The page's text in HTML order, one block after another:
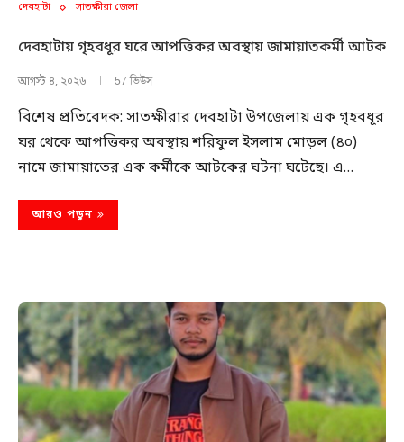
দেবহাটা সাতক্ষীরা জেলা
দেবহাটায় গৃহবধূর ঘরে আপত্তিকর অবস্থায় জামায়াতকর্মী আটক
আগস্ট ৪, ২০২৬ 57 ভিউস
বিশেষ প্রতিবেদক: সাতক্ষীরার দেবহাটা উপজেলায় এক গৃহবধূর
ঘর থেকে আপত্তিকর অবস্থায় শরিফুল ইসলাম মোড়ল (৪০)
নামে জামায়াতের এক কর্মীকে আটকের ঘটনা ঘটেছে। এ…
আরও পড়ুন